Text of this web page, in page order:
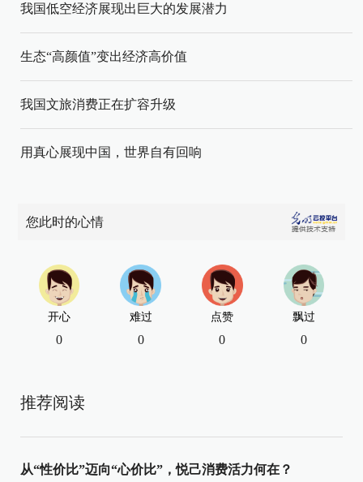
我国低空经济展现出巨大的发展潜力
生态“高颜值”变出经济高价值
我国文旅消费正在扩容升级
用真心展现中国，世界自有回响
您此时的心情
开心
0
难过
0
点赞
0
飘过
0
推荐阅读
从“性价比”迈向“心价比”，悦己消费活力何在？